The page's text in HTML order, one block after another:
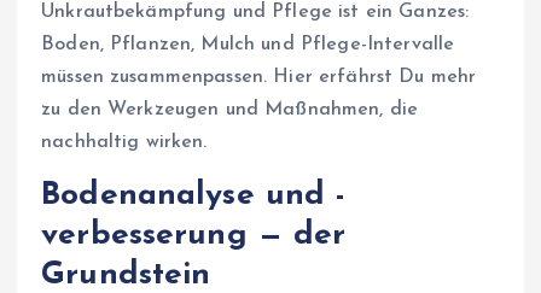
Unkrautbekämpfung und Pflege ist ein Ganzes:
Boden, Pflanzen, Mulch und Pflege-Intervalle
müssen zusammenpassen. Hier erfährst Du mehr
zu den Werkzeugen und Maßnahmen, die
nachhaltig wirken.
Bodenanalyse und -
verbesserung — der
Grundstein